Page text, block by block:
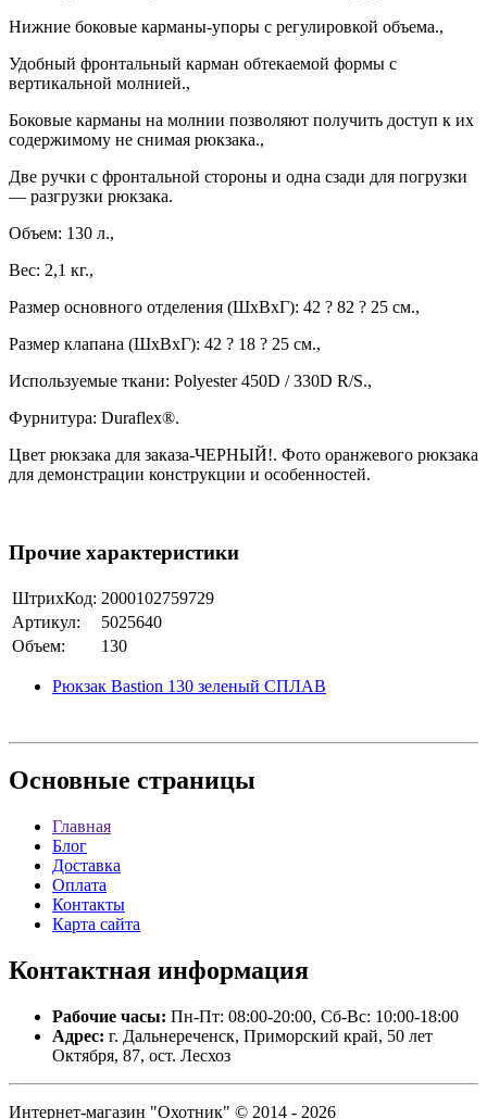
Нижние боковые карманы-упоры с регулировкой объема.,
Удобный фронтальный карман обтекаемой формы с
вертикальной молнией.,
Боковые карманы на молнии позволяют получить доступ к их
содержимому не снимая рюкзака.,
Две ручки с фронтальной стороны и одна сзади для погрузки
— разгрузки рюкзака.
Объем: 130 л.,
Вес: 2,1 кг.,
Размер основного отделения (ШxВxГ): 42 ? 82 ? 25 см.,
Размер клапана (ШxВxГ): 42 ? 18 ? 25 см.,
Используемые ткани: Polyester 450D / 330D R/S.,
Фурнитура: Duraflex®.
Цвет рюкзака для заказа-ЧЕРНЫЙ!. Фото оранжевого рюкзака
для демонстрации конструкции и особенностей.
Прочие характеристики
ШтрихКод: 2000102759729
Артикул:
5025640
Объем:
130
Рюкзак Bastion 130 зеленый СПЛАВ
Основные страницы
Главная
Блог
Доставка
Оплата
Контакты
Карта сайта
Контактная информация
Рабочие часы: Пн-Пт: 08:00-20:00, Сб-Вс: 10:00-18:00
Адрес: г. Дальнереченск, Приморский край, 50 лет
Октября, 87, ост. Лесхоз
Интернет-магазин "Охотник" © 2014 - 2026